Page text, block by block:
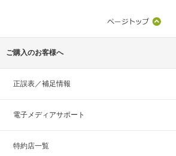
ご購入のお客様へ
正誤表／補足情報
電子メディアサポート
特約店一覧